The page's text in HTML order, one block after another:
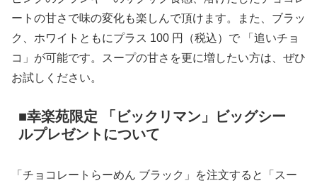
ートの甘さで味の変化も楽しんで頂けます。また、ブラッ
ク、ホワイトともにプラス 100 円（税込）で 「追いチョ
コ」が可能です。スープの甘さを更に増したい方は、ぜひ
お試しください。
■幸楽苑限定 「ビックリマン」ビッグシー
ルプレゼントについて
「チョコレートらーめん ブラック」を注文すると「スー